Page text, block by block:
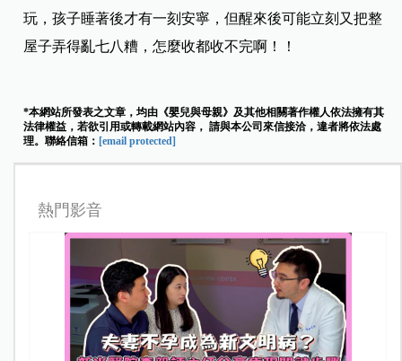
玩，孩子睡著後才有一刻安寧，但醒來後可能立刻又把整
屋子弄得亂七八糟，怎麼收都收不完啊！！
*本網站所發表之文章，均由《嬰兒與母親》及其他相關著作權人依法擁有其
法律權益，若欲引用或轉載網站內容， 請與本公司來信接洽，違者將依法處
理。聯絡信箱： [email protected]
熱門影音